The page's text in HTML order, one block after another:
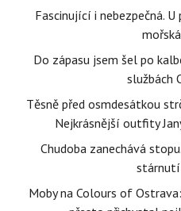
Fascinující i nebezpečná.
Do zápasu jsem šel po
službách
Těsně před osmdesátkou
Nejkrásnější outfity
Chudoba zanechává
Moby na Colours of